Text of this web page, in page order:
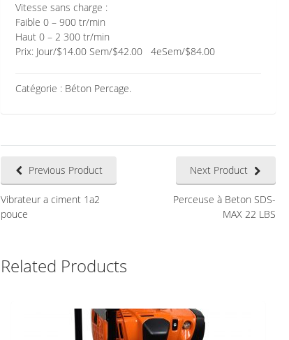
Vitesse sans charge :
Faible 0 – 900 tr/min
Haut 0 – 2 300 tr/min
Prix: Jour/$14.00 Sem/$42.00 4eSem/$84.00
Catégorie : Béton Percage.
Previous Product
Vibrateur a ciment 1a2
pouce
Next Product
Perceuse à Beton SDS-
MAX 22 LBS
Related Products